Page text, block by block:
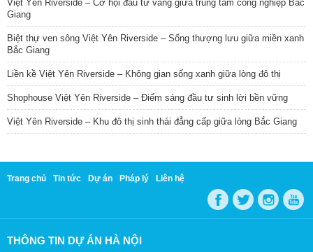
Việt Yên Riverside – Cơ hội đầu tư vàng giữa trung tâm công nghiệp Bắc
Giang
Biệt thự ven sông Việt Yên Riverside – Sống thượng lưu giữa miền xanh
Bắc Giang
Liền kề Việt Yên Riverside – Không gian sống xanh giữa lòng đô thị
Shophouse Việt Yên Riverside – Điểm sáng đầu tư sinh lời bền vững
Việt Yên Riverside – Khu đô thị sinh thái đẳng cấp giữa lòng Bắc Giang
Trang chủ Tin tức Dự án Pháp lý Liên hệ
THÔNG TIN DỰ ÁN HÀ NỘI